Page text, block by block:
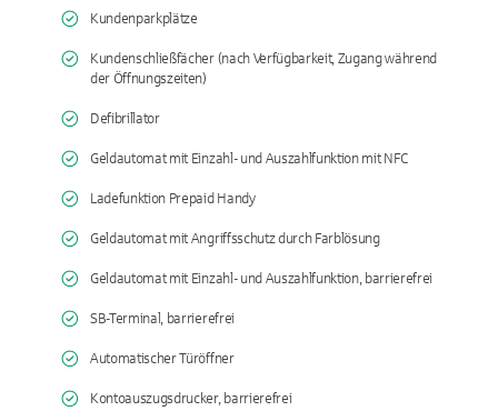
Kundenparkplätze
Kundenschließfächer (nach Verfügbarkeit, Zugang während
der Öffnungszeiten)
Defibrillator
Geldautomat mit Einzahl- und Auszahlfunktion mit NFC
Ladefunktion Prepaid Handy
Geldautomat mit Angriffsschutz durch Farblösung
Geldautomat mit Einzahl- und Auszahlfunktion, barrierefrei
SB-Terminal, barrierefrei
Automatischer Türöffner
Kontoauszugsdrucker, barrierefrei